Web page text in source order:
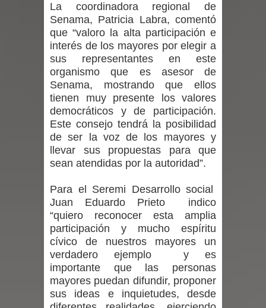
Seremi de Desarrollo Social y Familia
mantiene despliegue para apoyar a
niños y adolescentes durante la
Del anime al K-pop: especialistas U.
de Chile analizan el creciente interés
por las culturas japonesa y coreana
Renuncia del seremi Minvu en el
Maule golpea al Gobierno en medio de
denuncias por viviendas sociales en
Talca
Diputado Jorge Guzmán rechaza
La coordinadora regional de
Senama, Patricia Labra, comentó
que “valoro la alta participación e
interés de los mayores por elegir a
sus representantes en este
organismo que es asesor de
Senama, mostrando que ellos
tienen muy presente los valores
democráticos y de participación.
Este consejo tendrá la posibilidad
de ser la voz de los mayores y
llevar sus propuestas para que
sean atendidas por la autoridad”.
Para el Seremi Desarrollo social
Juan Eduardo Prieto indico
“quiero reconocer esta amplia
participación y mucho espíritu
cívico de nuestros mayores un
verdadero ejemplo y es
importante que las personas
mayores puedan difundir, proponer
sus ideas e inquietudes, desde